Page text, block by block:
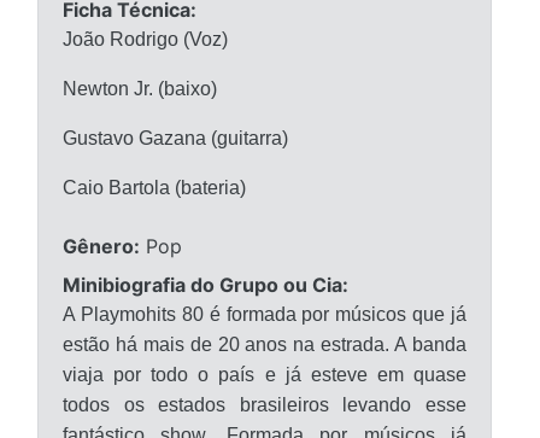
Ficha Técnica:
João Rodrigo (Voz)
Newton Jr. (baixo)
Gustavo Gazana (guitarra)
Caio Bartola (bateria)
Gênero: Pop
Minibiografia do Grupo ou Cia:
A Playmohits 80 é formada por músicos que já
estão há mais de 20 anos na estrada. A banda
viaja por todo o país e já esteve em quase
todos os estados brasileiros levando esse